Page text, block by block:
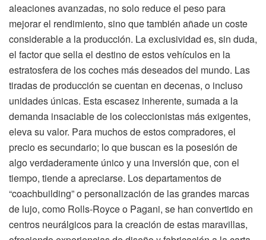
aleaciones avanzadas, no solo reduce el peso para
mejorar el rendimiento, sino que también añade un coste
considerable a la producción. La exclusividad es, sin duda,
el factor que sella el destino de estos vehículos en la
estratosfera de los coches más deseados del mundo. Las
tiradas de producción se cuentan en decenas, o incluso
unidades únicas. Esta escasez inherente, sumada a la
demanda insaciable de los coleccionistas más exigentes,
eleva su valor. Para muchos de estos compradores, el
precio es secundario; lo que buscan es la posesión de
algo verdaderamente único y una inversión que, con el
tiempo, tiende a apreciarse. Los departamentos de
“coachbuilding” o personalización de las grandes marcas
de lujo, como Rolls-Royce o Pagani, se han convertido en
centros neurálgicos para la creación de estas maravillas,